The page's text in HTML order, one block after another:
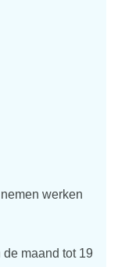
werken
maand tot 19